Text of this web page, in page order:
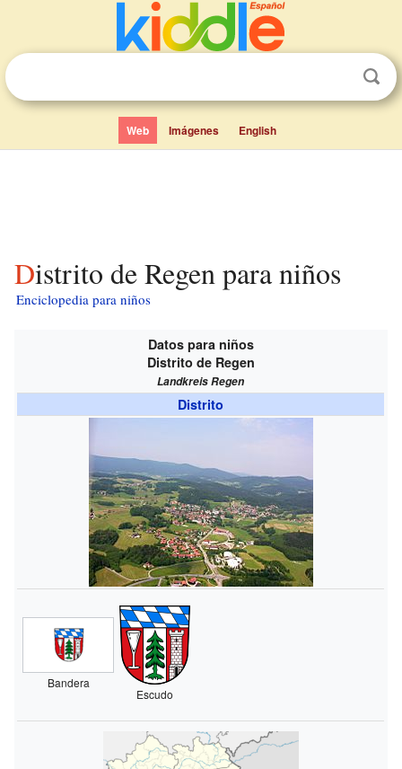
Web Imágenes English
Distrito de Regen para niños
Enciclopedia para niños
Datos para niños
Distrito de Regen
Landkreis Regen
Distrito
Bandera
Escudo